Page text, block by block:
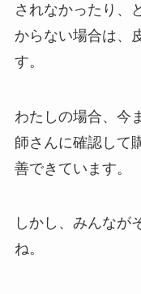
されなかったり、
からない場合は、
す。
わたしの場合、今
師さんに確認して
善できています。
しかし、みんなが
ね。